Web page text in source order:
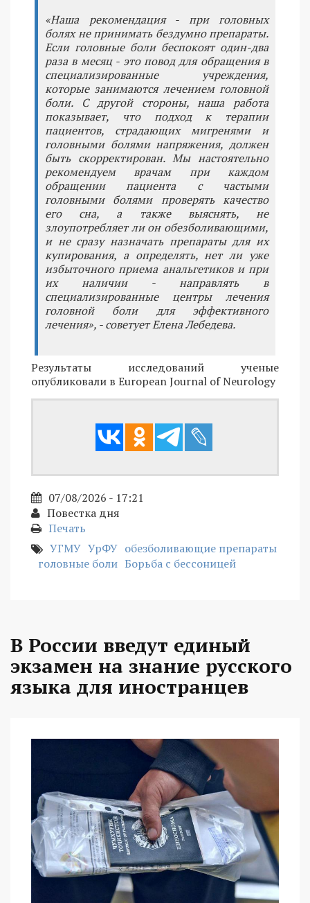
«Наша рекомендация - при головных
болях не принимать бездумно препараты.
Если головные боли беспокоят один-два
раза в месяц - это повод для обращения в
специализированные учреждения,
которые занимаются лечением головной
боли. С другой стороны, наша работа
показывает, что подход к терапии
пациентов, страдающих мигренями и
головными болями напряжения, должен
быть скорректирован. Мы настоятельно
рекомендуем врачам при каждом
обращении пациента с частыми
головными болями проверять качество
его сна, а также выяснять, не
злоупотребляет ли он обезболивающими,
и не сразу назначать препараты для их
купирования, а определять, нет ли уже
избыточного приема анальгетиков и при
их наличии - направлять в
специализированные центры лечения
головной боли для эффективного
лечения», - советует Елена Лебедева.
Результаты исследований ученые
опубликовали в European Journal of Neurology
07/08/2026 - 17:21
Повестка дня
Печать
УГМУ УрФУ обезболивающие препараты
головные боли Борьба с бессоницей
В России введут единый
экзамен на знание русского
языка для иностранцев